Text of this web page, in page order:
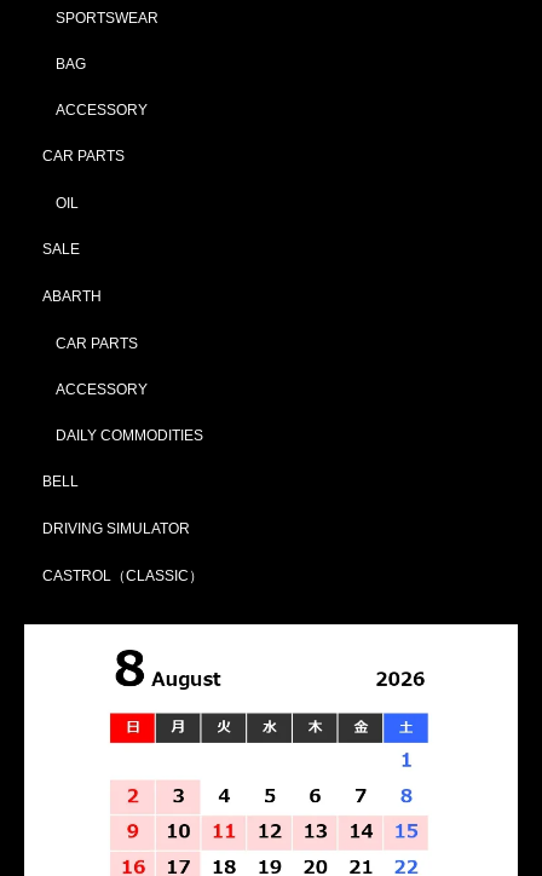
SPORTSWEAR
BAG
ACCESSORY
CAR PARTS
OIL
SALE
ABARTH
CAR PARTS
ACCESSORY
DAILY COMMODITIES
BELL
DRIVING SIMULATOR
CASTROL（CLASSIC）